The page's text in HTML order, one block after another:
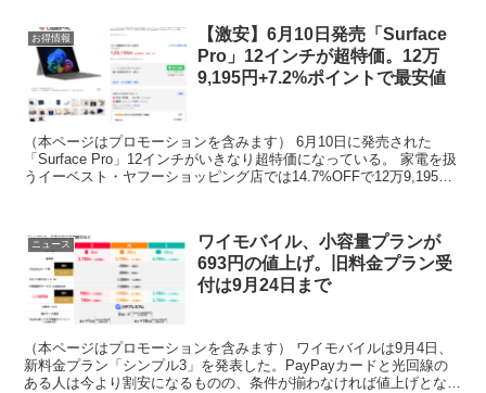
お得情報
【激安】6月10日発売「Surface
Pro」12インチが超特価。12万
9,195円+7.2%ポイントで最安値
（本ページはプロモーションを含みます） 6月10日に発売された
「Surface Pro」12インチがいきなり超特価になっている。 家電を扱
うイーベスト・ヤフーショッピング店では14.7%OFFで12万9,195
ニュース
ワイモバイル、小容量プランが
693円の値上げ。旧料金プラン受
付は9月24日まで
（本ページはプロモーションを含みます） ワイモバイルは9月4日、
新料金プラン「シンプル3」を発表した。PayPayカードと光回線の
ある人は今より割安になるものの、条件が揃わなければ値上げとな